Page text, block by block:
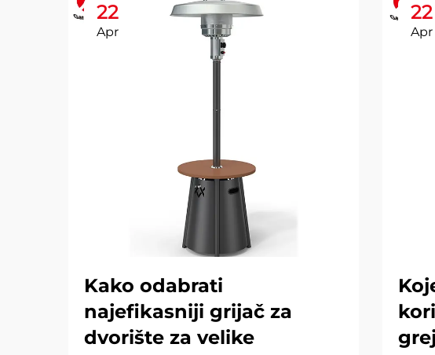
22
Apr
Kako odabrati
najefikasniji grijač za
dvorište za velike
22
Apr